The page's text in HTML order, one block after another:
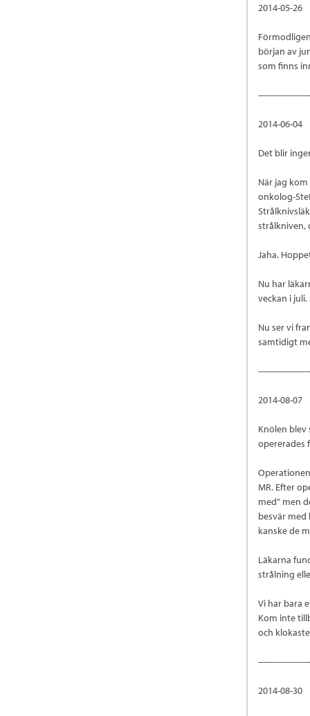
2014-05-26
början av
som finns
2014-06-04
Det blir
När jag
onkolog-
strålkniven,
Jaha.
Nu har
veckan i
Nu ser vi
samtidigt
2014-08-07
Knölen blev
opererades
MR. Efter
med" men
besvär
kanske de
Läkarna
strålning
Vi har bara
Kom inte
och
2014-08-30